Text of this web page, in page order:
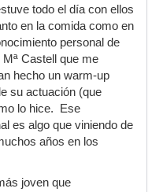
todo el día con ellos
en la comida como en
personal de
Castell que me
hecho un warm-up
su actuación (que
lo hice. Ese
es algo que viniendo de
años en los
joven que